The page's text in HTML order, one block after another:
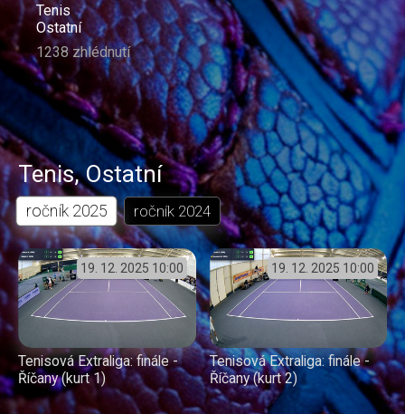
Tenis
Ostatní
1238 zhlédnutí
Tenis,Ostatní
ročník 2025 ročník 2024
19. 12. 2025 10:00
Tenisová Extraliga: finále -
Říčany (kurt 1)
19. 12. 2025 10:00
Tenisová Extraliga: finále -
Říčany (kurt 2)